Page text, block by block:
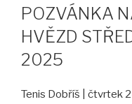
POZVÁNKA
HVĚZD
2025
Tenis Dobříš | čtvrtek